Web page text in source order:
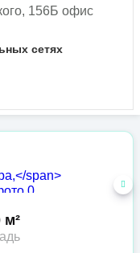
156Б офис
сетях
м²